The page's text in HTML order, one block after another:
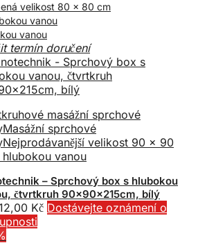
velikost 80 x 80 cm
vanou
vanou
termín doručení
masážní sprchové
Masážní sprchové
Nejprodávanější velikost 90 x 90
hlubokou vanou
– Sprchový box s hlubokou
čtvrtkruh 90x90x215cm, bílý
Kč Dostávejte oznámení o